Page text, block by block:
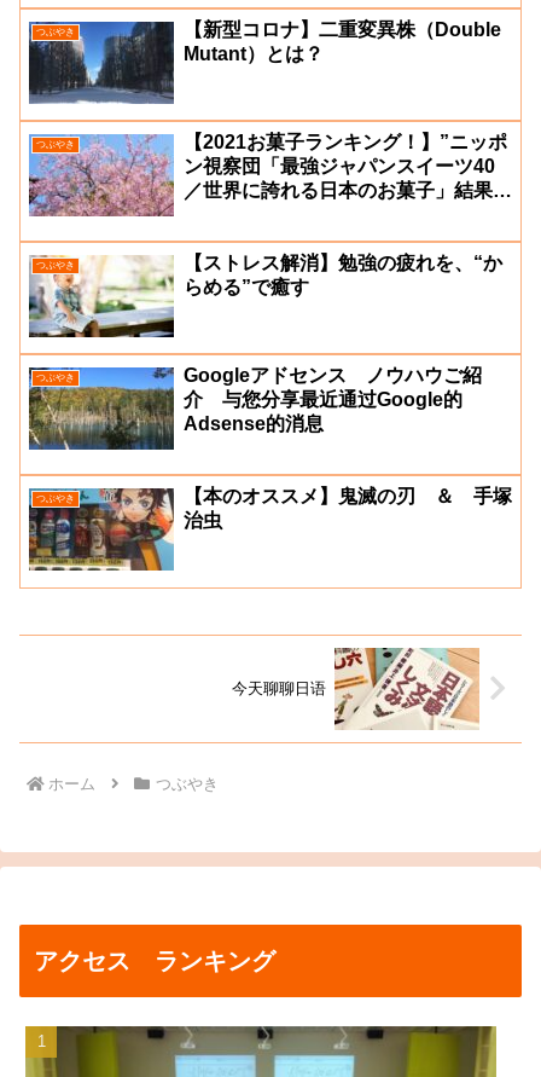
つぶやき
【新型コロナ】二重変異株（Double
Mutant）とは？
つぶやき
【2021お菓子ランキング！】”ニッポ
ン視察団「最強ジャパンスイーツ40
／世界に誇れる日本のお菓子」結果発
つぶやき
【ストレス解消】勉強の疲れを、“か
らめる”で癒す
つぶやき
Googleアドセンス ノウハウご紹
介 与您分享最近通过Google的
Adsense的消息
つぶやき
【本のオススメ】鬼滅の刃 ＆ 手塚
治虫
今天聊聊日语
ホーム つぶやき
アクセス ランキング